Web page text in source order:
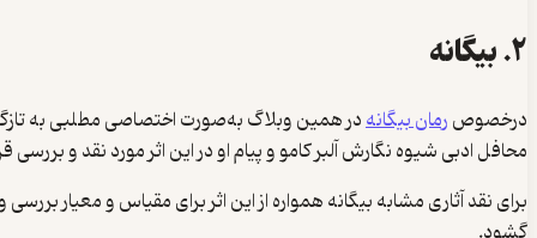
۲. بیگانه
درخصوصرمان بیگانهدر همین وبلاگ به‌صورت اختصاصی مطلبی به
محافل ادبی شیوه نگارش آلبر کامو و پیام او در این اثر مورد نقد و بررسی
برای نقد آثاری مشابه بیگانه همواره از این اثر برای مقیاس و معیار